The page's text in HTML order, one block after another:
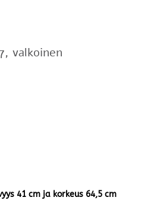
valkoinen
41 cm ja korkeus 64,5 cm